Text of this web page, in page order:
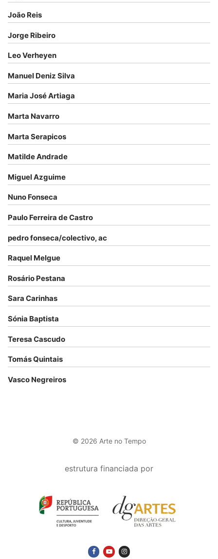
João Reis
Jorge Ribeiro
Leo Verheyen
Manuel Deniz Silva
Maria José Artiaga
Marta Navarro
Marta Serapicos
Matilde Andrade
Miguel Azguime
Nuno Fonseca
Paulo Ferreira de Castro
pedro fonseca/colectivo, ac
Raquel Melgue
Rosário Pestana
Sara Carinhas
Sónia Baptista
Teresa Cascudo
Tomás Quintais
Vasco Negreiros
© 2026 Arte no Tempo
estrutura financiada por